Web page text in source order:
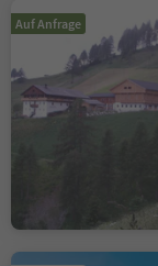
Auf Anfrage